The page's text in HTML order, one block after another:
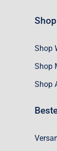
Shop
Shop
Shop
Shop